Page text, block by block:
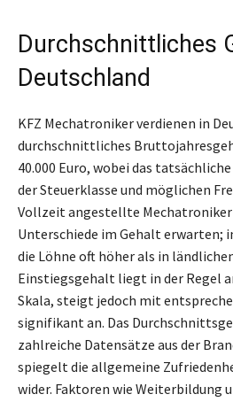
Durchschnittliches
Deutschland
KFZ Mechatroniker verdienen in
durchschnittliches
40.000 Euro, wobei das
der Steuerklasse und möglichen
Vollzeit angestellte Mechatroniker
Unterschiede im Gehalt erwarten;
die Löhne oft höher als in
Einstiegsgehalt liegt in der Regel
Skala, steigt jedoch mit
signifikant an. Das
zahlreiche Datensätze aus der
spiegelt die allgemeine
wider. Faktoren wie Weiterbildung